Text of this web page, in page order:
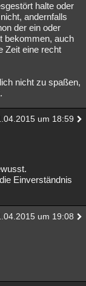
Geschlossen
halte oder
andernfalls
der ein oder
bekommen, auch
Zeit eine recht
nicht zu spaßen,
um 18:59
Einverständnis
um 19:08